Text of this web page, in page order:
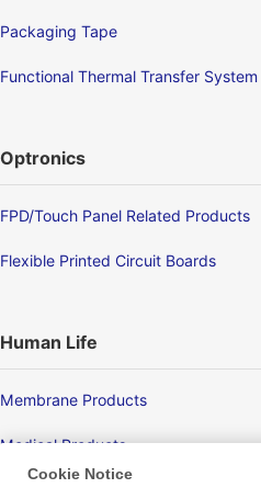
Packaging Tape
Functional Thermal Transfer System
Optronics
FPD/Touch Panel Related Products
Flexible Printed Circuit Boards
Human Life
Membrane Products
Medical Products
Cookie Notice